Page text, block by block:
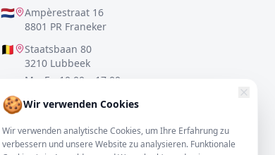
🍪Wir verwenden Cookies
Wir verwenden analytische Cookies, um Ihre Erfahrung zu
verbessern und unsere Website zu analysieren. Funktionale
🇳🇱
Ampèrestraat 16
8801 PR Franeker
🇧🇪
Staatsbaan 80
3210 Lubbeek
Mo–Fr: 10:00 – 17:00
🇩🇪
Lister Meile 48
Mo–Fr: 10:00 – 17:00